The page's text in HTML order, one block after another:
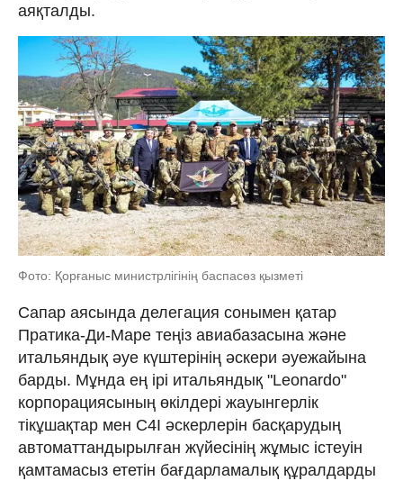
аяқталды.
Фото: Қорғаныс министрлігінің баспасөз қызметі
Сапар аясында делегация сонымен қатар
Пратика-Ди-Маре теңіз авиабазасына және
итальяндық әуе күштерінің әскери әуежайына
барды. Мұнда ең ірі итальяндық "Leonardo"
корпорациясының өкілдері жауынгерлік
тікұшақтар мен C4I әскерлерін басқарудың
автоматтандырылған жүйесінің жұмыс істеуін
қамтамасыз ететін бағдарламалық құралдарды